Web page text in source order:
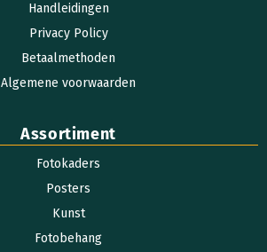
Handleidingen
Privacy Policy
Betaalmethoden
Algemene voorwaarden
Assortiment
Fotokaders
Posters
Kunst
Fotobehang